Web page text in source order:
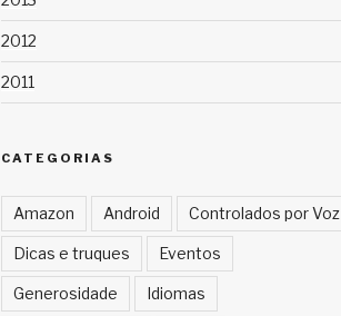
2012
2011
CATEGORIAS
Amazon Android Controlados por Voz
Dicas e truques Eventos
Generosidade Idiomas